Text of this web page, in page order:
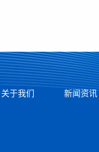
关于我们 新闻资讯